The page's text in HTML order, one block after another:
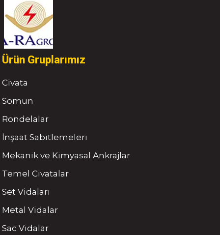
Ürün Gruplarımız
Civata
Somun
Rondelalar
İnşaat Sabitlemeleri
Mekanik ve Kimyasal Ankrajlar
Temel Civatalar
Set Vidaları
Metal Vidalar
Sac Vidalar